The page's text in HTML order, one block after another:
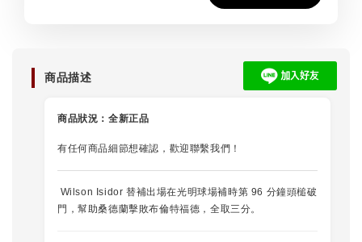
商品描述
商品狀況： 全新正品
有任何商品細節想確認，歡迎聯繫我們！
Wilson Isidor 替補出場在光明球場補時第 96 分鐘頭槌破
門，幫助桑德蘭擊敗布倫特福德，全取三分。